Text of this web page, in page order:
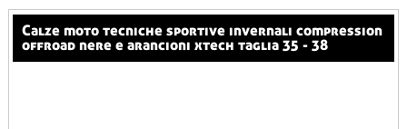
calze moto tecniche sportive invernali compression
offroad nere e arancioni xtech taglia 35 - 38